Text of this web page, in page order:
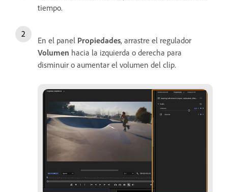
tiempo.
En el panel Propiedades, arrastre el regulador
Volumen hacia la izquierda o derecha para
disminuir o aumentar el volumen del clip.